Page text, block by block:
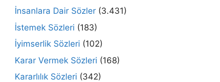
İnsanlara Dair Sözler (3.431)
İstemek Sözleri (183)
İyimserlik Sözleri (102)
Karar Vermek Sözleri (168)
Kararlılık Sözleri (342)